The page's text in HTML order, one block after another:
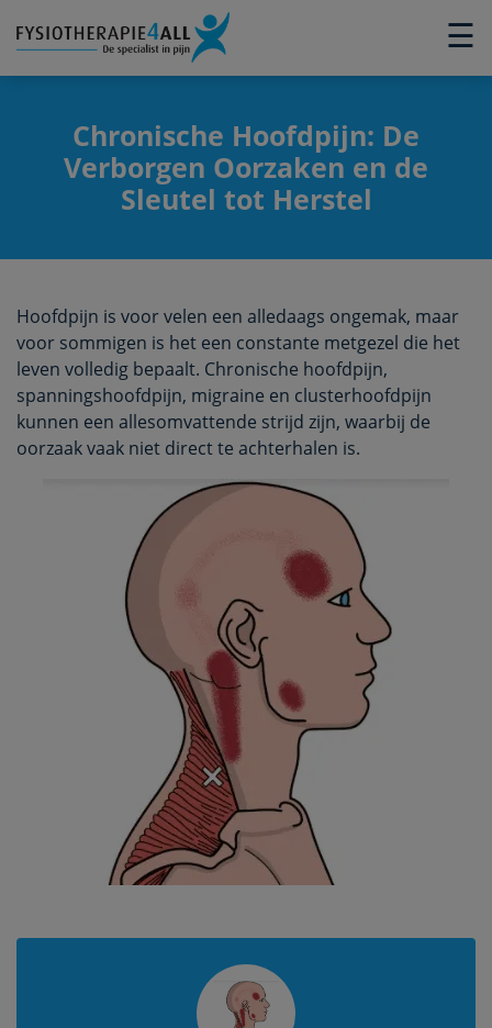
☰
×
Chronische Hoofdpijn: De
Verborgen Oorzaken en de
Sleutel tot Herstel
Hoofdpijn is voor velen een alledaags ongemak, maar
voor sommigen is het een constante metgezel die het
leven volledig bepaalt. Chronische hoofdpijn,
spanningshoofdpijn, migraine en clusterhoofdpijn
kunnen een allesomvattende strijd zijn, waarbij de
oorzaak vaak niet direct te achterhalen is.